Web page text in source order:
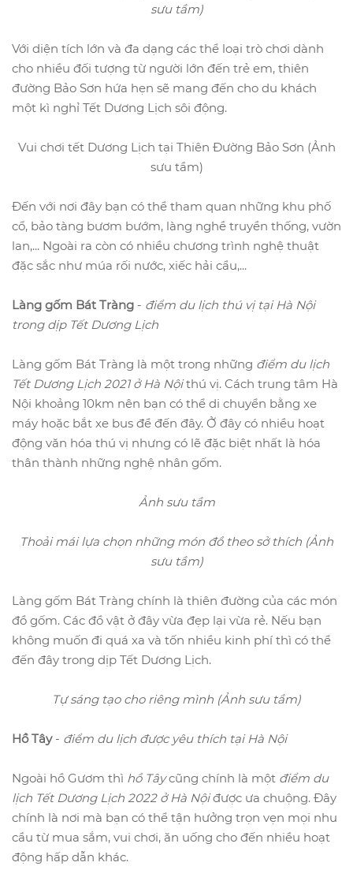
sưu tầm)
Với diện tích lớn và đa dạng các thể loại trò chơi dành
cho nhiều đối tượng từ người lớn đến trẻ em, thiên
đường Bảo Sơn hứa hẹn sẽ mang đến cho du khách
một kì nghỉ Tết Dương Lịch sôi động.
Vui chơi tết Dương Lịch tại Thiên Đường Bảo Sơn (Ảnh
sưu tầm)
Đến với nơi đây bạn có thể tham quan những khu phố
cổ, bảo tàng bươm bướm, làng nghề truyền thống, vườn
lan,... Ngoài ra còn có nhiều chương trình nghệ thuật
đặc sắc như múa rối nước, xiếc hải cẩu,...
Làng gốm Bát Tràng - điểm du lịch thú vị tại Hà Nội
trong dịp Tết Dương Lịch
Làng gốm Bát Tràng là một trong những điểm du lịch
Tết Dương Lịch 2021 ở Hà Nộithú vị. Cách trung tâm Hà
Nội khoảng 10km nên bạn có thể di chuyển bằng xe
máy hoặc bắt xe bus để đến đây. Ở đây có nhiều hoạt
động văn hóa thú vị nhưng có lẽ đặc biệt nhất là hóa
thân thành những nghệ nhân gốm.
Ảnh sưu tầm
Thoải mái lựa chọn những món đồ theo sở thích (Ảnh
sưu tầm)
Làng gốm Bát Tràng chính là thiên đường của các món
đồ gốm. Các đồ vật ở đây vừa đẹp lại vừa rẻ. Nếu bạn
không muốn đi quá xa và tốn nhiều kinh phí thì có thể
đến đây trong dịp Tết Dương Lịch.
Tự sáng tạo cho riêng mình (Ảnh sưu tầm)
Hồ Tây- điểm du lịch được yêu thích tại Hà Nội
Ngoài hồ Gươm thì hồ Tâycũng chính là một điểm du
lịch Tết Dương Lịch 2022 ở Hà Nộiđược ưa chuộng. Đây
chính là nơi mà bạn có thể tận hưởng trọn vẹn mọi nhu
cầu từ mua sắm, vui chơi, ăn uống cho đến nhiều hoạt
động hấp dẫn khác.